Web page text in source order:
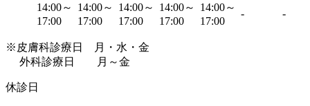
14:00～
17:00
14:00～
17:00
14:00～
17:00
14:00～
17:00
14:00～
17:00
- -
※皮膚科診療日 月・水・金
外科診療日 月～金
休診日